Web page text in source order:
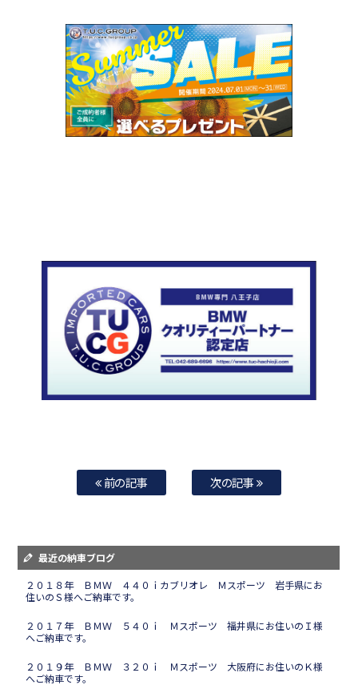
前の記事 次の記事
最近の納車ブログ
２０１８年 ＢＭＷ ４４０ｉカブリオレ Ｍスポーツ 岩手県にお
住いのＳ様へご納車です。
２０１７年 ＢＭＷ ５４０ｉ Ｍスポーツ 福井県にお住いのＩ様
へご納車です。
２０１９年 ＢＭＷ ３２０ｉ Ｍスポーツ 大阪府にお住いのＫ様
へご納車です。